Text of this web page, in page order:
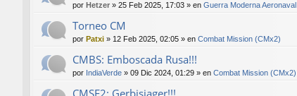
por Hetzer » 25 Feb 2025, 17:03 » en Guerra Moderna Aeronaval
Torneo CM
por Patxi » 12 Feb 2025, 02:05 » en Combat Mission (CMx2)
CMBS: Emboscada Rusa!!!
por IndiaVerde » 09 Dic 2024, 01:29 » en Combat Mission (CMx2)